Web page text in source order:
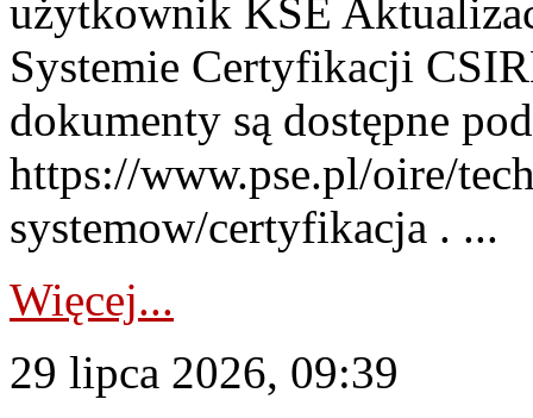
użytkownik KSE
Systemie Certyfikacji
dokumenty są dostępne
https://www.pse.pl/oire/
systemow/certyfikacja . ...
Więcej...
29 lipca 2026, 09:39